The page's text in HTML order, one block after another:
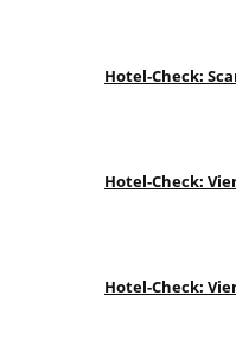
Hotel-Check:
Hotel-Check:
Hotel-Check: